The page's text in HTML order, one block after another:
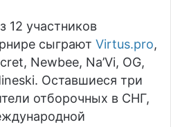
12 участников
сыграют Virtus.pro,
Newbee, Na’Vi, OG,
Оставшиеся три
отборочных в СНГ,